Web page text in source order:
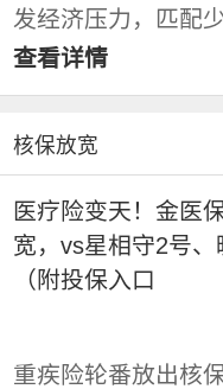
发经济压力，匹配
查看详情
核保放宽
医疗险变天！金医
宽，vs星相守2号
（附投保入口
重疾险轮番放出核